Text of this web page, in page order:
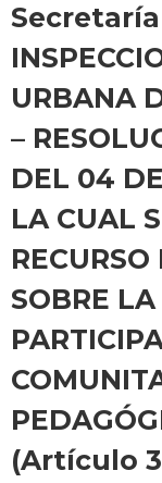
URBANA
–
DEL 04
LA CUAL
SOBRE
(Artículo